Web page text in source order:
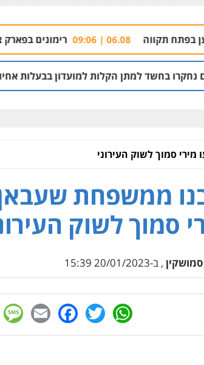
06.08 | 09:06 רימונים בפארק צמרת: פעם
הקלות למועדון בבעלות אחיו של "הצל"
סמוך לשוק העירוני
ממשפחת
סמוך לשוק
, ב-20/01/2023 15:39
WhatsApp
Twitter